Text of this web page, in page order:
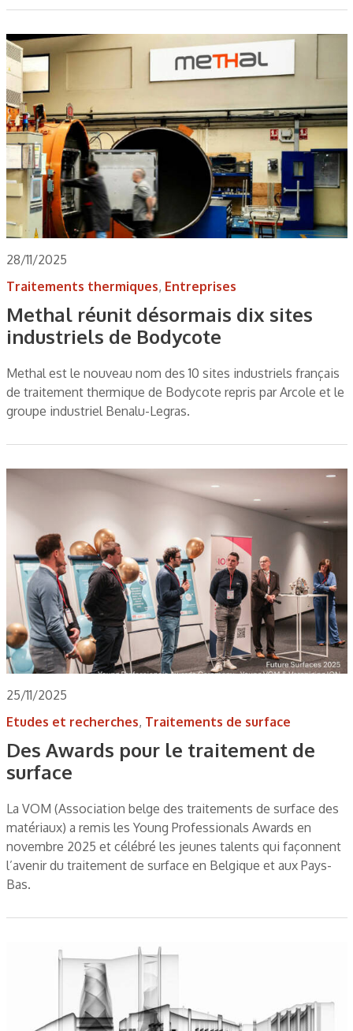
28/11/2025
Traitements thermiques, Entreprises
Methal réunit désormais dix sites
industriels de Bodycote
Methal est le nouveau nom des 10 sites industriels français
de traitement thermique de Bodycote repris par Arcole et le
groupe industriel Benalu-Legras.
25/11/2025
Etudes et recherches, Traitements de surface
Des Awards pour le traitement de
surface
La VOM (Association belge des traitements de surface des
matériaux) a remis les Young Professionals Awards en
novembre 2025 et célébré les jeunes talents qui façonnent
l’avenir du traitement de surface en Belgique et aux Pays-
Bas.